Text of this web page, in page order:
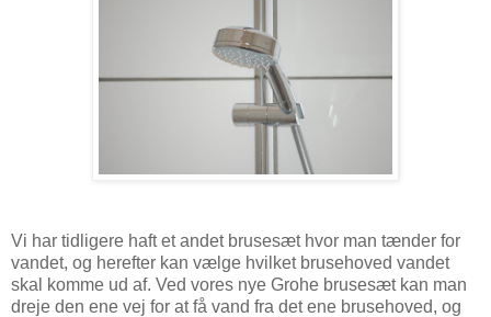
Vi har tidligere haft et andet brusesæt hvor man tænder for
vandet, og herefter kan vælge hvilket brusehoved vandet
skal komme ud af. Ved vores nye Grohe brusesæt kan man
dreje den ene vej for at få vand fra det ene brusehoved, og